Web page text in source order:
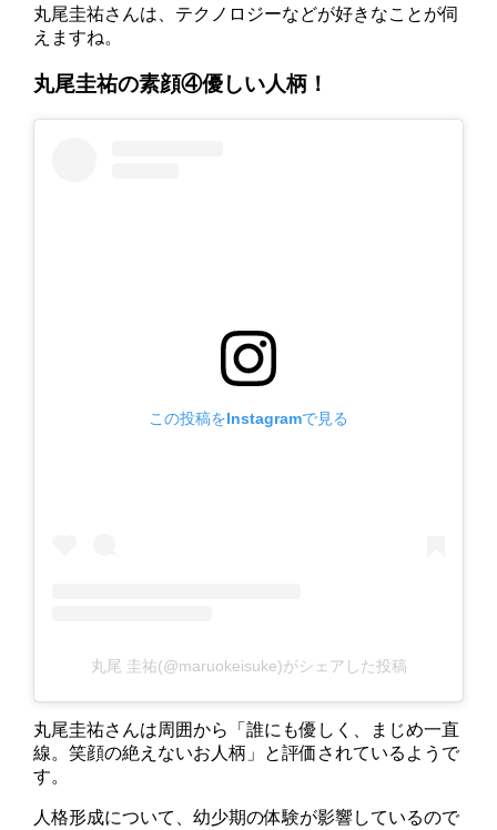
丸尾圭祐さんは、テクノロジーなどが好きなことが伺
えますね。
丸尾圭祐の素顔④優しい人柄！
この投稿をInstagramで見る
丸尾 圭祐(@maruokeisuke)がシェアした投稿
丸尾圭祐さんは周囲から「誰にも優しく、まじめ一直
線。笑顔の絶えないお人柄」と評価されているようで
す。
人格形成について、幼少期の体験が影響しているので